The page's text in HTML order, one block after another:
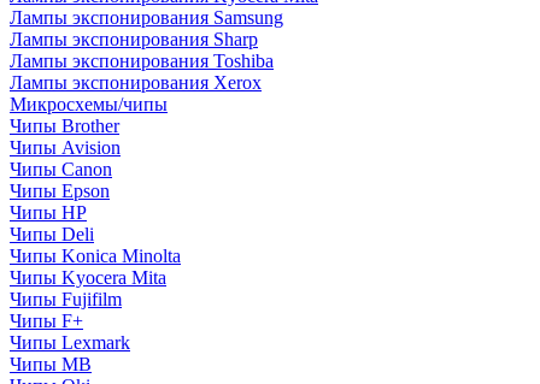
Лампы экспонирования Samsung
Лампы экспонирования Sharp
Лампы экспонирования Toshiba
Лампы экспонирования Xerox
Микросхемы/чипы
Чипы Brother
Чипы Avision
Чипы Canon
Чипы Epson
Чипы HP
Чипы Deli
Чипы Konica Minolta
Чипы Kyocera Mita
Чипы Fujifilm
Чипы F+
Чипы Lexmark
Чипы MB